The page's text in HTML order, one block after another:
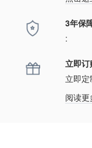
3年保
:
立即
立即
阅读